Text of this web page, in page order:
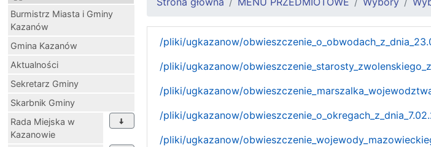
Burmistrz Miasta i Gminy
Kazanów
Gmina Kazanów
Aktualności
Sekretarz Gminy
Skarbnik Gminy
Rada Miejska w
Kazanowie
/pliki/ugkazanow/
/pliki/ugkazanow/
/pliki/ugkazanow/
/pliki/ugkazanow/
/pliki/ugkazanow/